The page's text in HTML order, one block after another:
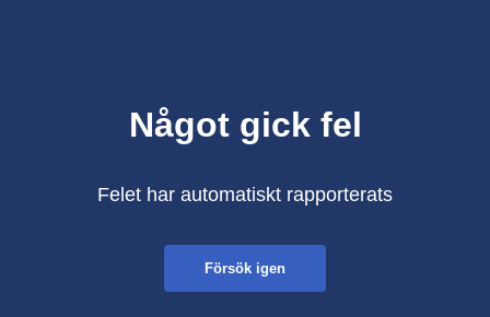
Något gick fel
Felet har automatiskt rapporterats
Försök igen